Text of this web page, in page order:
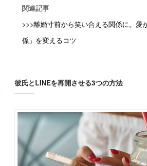
関連記事
>>>離婚寸前から笑い合える関係に。愛
係」を変えるコツ
彼氏とLINEを再開させる3つの方法